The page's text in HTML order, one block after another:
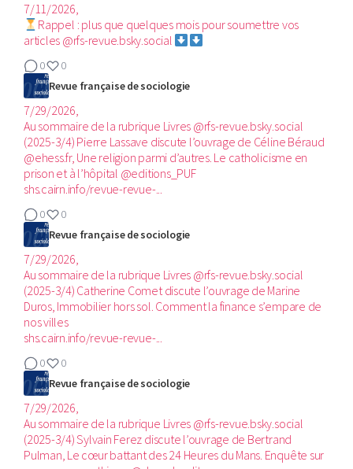
7/11/2026,
Rappel : plus que quelques mois pour soumettre vos
articles @rfs-revue.bsky.social
0
0
Revue française de sociologie
7/29/2026,
Au sommaire de la rubrique Livres @rfs-revue.bsky.social
(2025-3/4)‬ Pierre Lassave discute l’ouvrage de Céline Béraud
@ehess.fr, Une religion parmi d’autres. Le catholicisme en
prison et à l’hôpital @editions_PUF
shs.cairn.info/revue-revue-...
0
0
Revue française de sociologie
7/29/2026,
Au sommaire de la rubrique Livres @rfs-revue.bsky.social
(2025-3/4)‬ Catherine Comet discute l’ouvrage de Marine
Duros, Immobilier hors sol. Comment la finance s’empare de
nos villes
shs.cairn.info/revue-revue-...
0
0
Revue française de sociologie
7/29/2026,
Au sommaire de la rubrique Livres @rfs-revue.bsky.social
(2025-3/4)‬ Sylvain Ferez discute l’ouvrage de Bertrand
Pulman, Le cœur battant des 24 Heures du Mans. Enquête sur